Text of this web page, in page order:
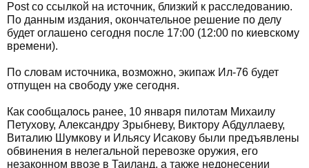
Post со ссылкой на источник, близкий к расследованию.
По данным издания, окончательное решение по делу
будет оглашено сегодня после 17:00 (12:00 по киевскому
времени).
По словам источника, возможно, экипаж Ил-76 будет
отпущен на свободу уже сегодня.
Как сообщалось ранее, 10 января пилотам Михаилу
Петухову, Александру Зрыбневу, Виктору Абдуллаеву,
Виталию Шумкову и Ильясу Исакову были предъявлены
обвинения в нелегальной перевозке оружия, его
незаконном ввозе в Таиланд, а также недонесении